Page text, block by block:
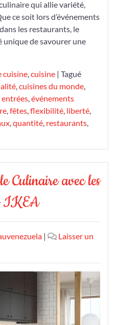
qui allie variété,
ce soit lors d’événements
les restaurants, le
de savourer une
cuisine,cuisine | Tagué
,cuisines du monde,
entrées,événements
,fêtes,flexibilité, liberté,
,quantité, restaurants,
Culinaire avec les
IKEA
|
Laisser un